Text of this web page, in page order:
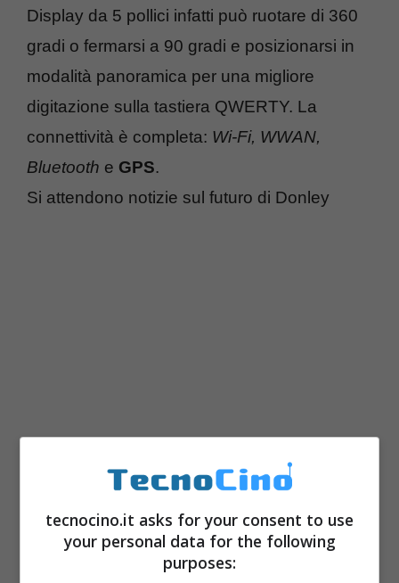
Display da 5 pollici infatti può ruotare di 360
gradi o fermarsi a 90 gradi e posizionarsi in
modalità panoramica per una migliore
digitazione sulla tastiera QWERTY. La
connettività è completa: Wi-Fi, WWAN,
Bluetooth e GPS.
Si attendono notizie sul futuro di Donley
tecnocino.it asks for your consent to use
your personal data for the following
purposes: